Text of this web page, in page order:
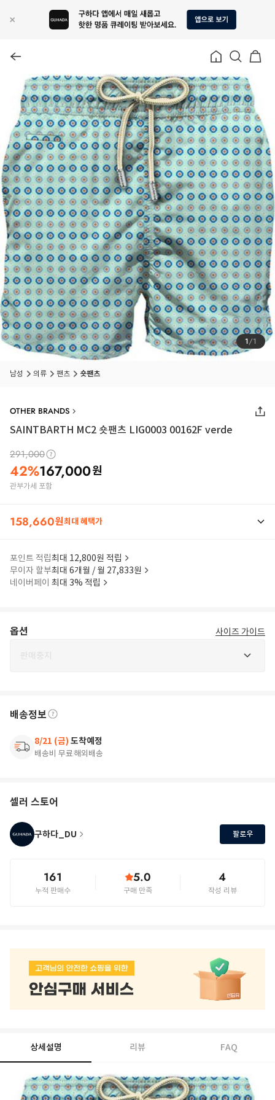
1/1
남성 의류 팬츠 숏팬츠
OTHER BRANDS
SAINTBARTH MC2 숏팬츠 LIG0003 00162F verde
291,000
42%167,000원
관부가세 포함
158,660원최대 혜택가
포인트 적립최대 12,800원 적립
무이자 할부최대 6개월 / 월 27,833원
네이버페이 최대 3% 적립
옵션 사이즈 가이드
판매중지
배송정보
8/21 (금) 도착예정
배송비 무료해외배송
셀러 스토어
구하다_DU 팔로우
161
누적 판매수
5.0
구매 만족
4
작성 리뷰
상세설명 리뷰 FAQ